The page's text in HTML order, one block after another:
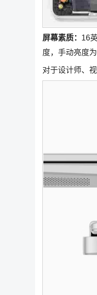
屏幕素质： 16
度，手动亮度
对于设计师、